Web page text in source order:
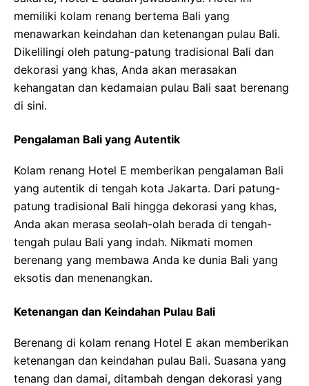
memiliki kolam renang bertema Bali yang
menawarkan keindahan dan ketenangan pulau Bali.
Dikelilingi oleh patung-patung tradisional Bali dan
dekorasi yang khas, Anda akan merasakan
kehangatan dan kedamaian pulau Bali saat berenang
di sini.
Pengalaman Bali yang Autentik
Kolam renang Hotel E memberikan pengalaman Bali
yang autentik di tengah kota Jakarta. Dari patung-
patung tradisional Bali hingga dekorasi yang khas,
Anda akan merasa seolah-olah berada di tengah-
tengah pulau Bali yang indah. Nikmati momen
berenang yang membawa Anda ke dunia Bali yang
eksotis dan menenangkan.
Ketenangan dan Keindahan Pulau Bali
Berenang di kolam renang Hotel E akan memberikan
ketenangan dan keindahan pulau Bali. Suasana yang
tenang dan damai, ditambah dengan dekorasi yang